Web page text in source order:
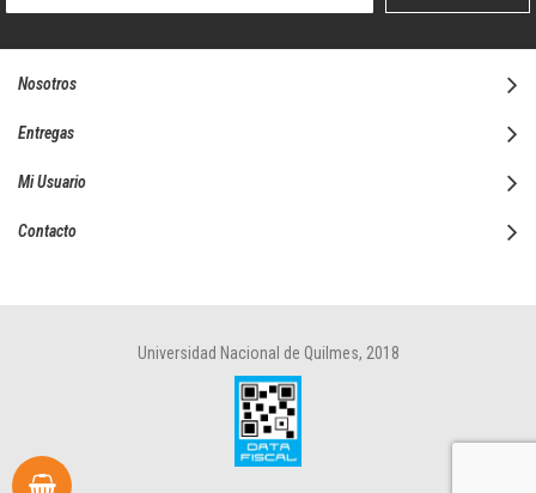
boletín
Nosotros
Entregas
Mi Usuario
Contacto
Universidad Nacional de Quilmes, 2018